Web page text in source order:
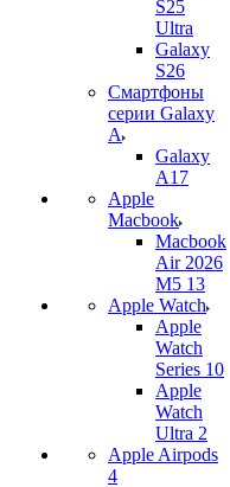
S25
Ultra
Galaxy
S26
Смартфоны
серии Galaxy
A
Galaxy
A17
Apple
Macbook
Macbook
Air 2026
M5 13
Apple Watch
Apple
Watch
Series 10
Apple
Watch
Ultra 2
Apple Airpods
4